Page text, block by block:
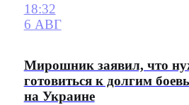
18:32
6 АВГ
Мирошник заявил, что
готовиться к долгим
на Украине